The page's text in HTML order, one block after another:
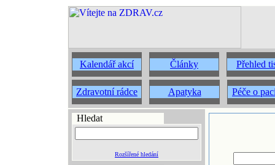
Kalendář akcí Články Přehled
Zdravotní rádce Apatyka Péče o
Hledat
Rozšířené hledání